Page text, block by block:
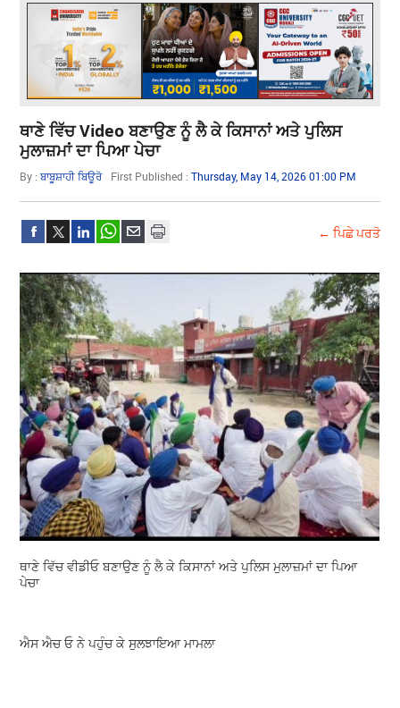
ਥਾਣੇ ਵਿੱਚ Video ਬਣਾਉਣ ਨੂੰ ਲੈ ਕੇ ਕਿਸਾਨਾਂ ਅਤੇ ਪੁਲਿਸ
ਮੁਲਾਜ਼ਮਾਂ ਦਾ ਪਿਆ ਪੇਚਾ
By :ਬਾਬੂਸ਼ਾਹੀ ਬਿਊਰੋ First Published :Thursday, May 14, 2026 01:00 PM
← ਪਿਛੇ ਪਰਤੋ
ਥਾਣੇ ਵਿੱਚ ਵੀਡੀਓ ਬਣਾਉਣ ਨੂੰ ਲੈ ਕੇ ਕਿਸਾਨਾਂ ਅਤੇ ਪੁਲਿਸ ਮੁਲਾਜ਼ਮਾਂ ਦਾ ਪਿਆ
ਪੇਚਾ
ਐਸ ਐਚ ਓ ਨੇ ਪਹੁੰਚ ਕੇ ਸੁਲਝਾਇਆ ਮਾਮਲਾ